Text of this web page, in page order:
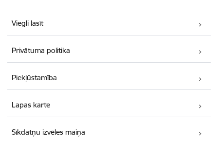
Viegli lasīt
Privātuma politika
Piekļūstamība
Lapas karte
Sīkdatņu izvēles maiņa